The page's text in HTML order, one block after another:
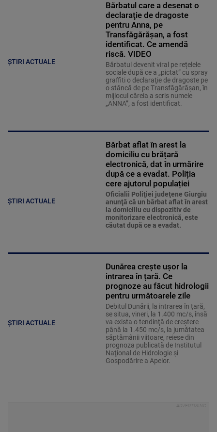
ȘTIRI ACTUALE
Bărbatul care a desenat o
declaraţie de dragoste
pentru Anna, pe
Transfăgărăşan, a fost
identificat. Ce amendă
riscă. VIDEO
Bărbatul devenit viral pe rețelele
sociale după ce a „pictat” cu spray
graffiti o declaraţie de dragoste pe
o stâncă de pe Transfăgărăşan, în
mijlocul căreia a scris numele
„ANNA”, a fost identificat.
ȘTIRI ACTUALE
Bărbat aflat în arest la
domiciliu cu brățară
electronică, dat în urmărire
după ce a evadat. Poliția
cere ajutorul populației
Oficialii Poliţiei judeţene Giurgiu
anunţă că un bărbat aflat în arest
la domiciliu cu dispozitiv de
monitorizare electronică, este
căutat după ce a evadat.
ȘTIRI ACTUALE
Dunărea crește ușor la
intrarea în țară. Ce
prognoze au făcut hidrologii
pentru următoarele zile
Debitul Dunării, la intrarea în ţară,
se situa, vineri, la 1.400 mc/s, însă
va exista o tendinţă de creştere
până la 1.450 mc/s, la jumătatea
săptămânii viitoare, reiese din
prognoza publicată de Institutul
Naţional de Hidrologie şi
Gospodărire a Apelor.